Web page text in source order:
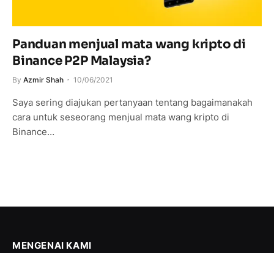
Panduan menjual mata wang kripto di
Binance P2P Malaysia?
By Azmir Shah 10/06/2021
Saya sering diajukan pertanyaan tentang bagaimanakah
cara untuk seseorang menjual mata wang kripto di
Binance…
MENGENAI KAMI